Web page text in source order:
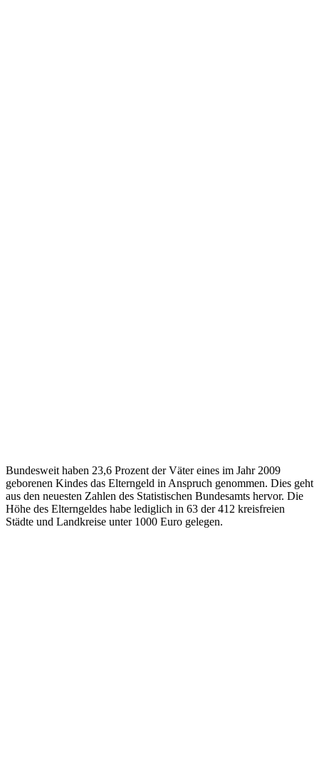
Bundesweit haben 23,6 Prozent der Väter eines im Jahr 2009
geborenen Kindes das Elterngeld in Anspruch genommen. Dies geht
aus den neuesten Zahlen des Statistischen Bundesamts hervor. Die
Höhe des Elterngeldes habe lediglich in 63 der 412 kreisfreien
Städte und Landkreise unter 1000 Euro gelegen.